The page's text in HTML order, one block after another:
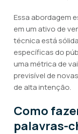
Essa abordagem
em um ativo de
técnica está
específicas do
uma métrica de
previsível de
de alta intenção.
Como
palavras-